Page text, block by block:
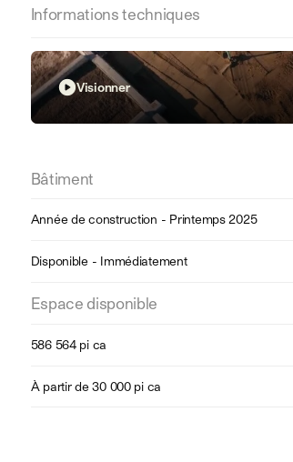
Informations techniques
Visionner
Bâtiment
Année de construction - Printemps 2025
Disponible - Immédiatement
Espace disponible
586 564 pi ca
À partir de 30 000 pi ca